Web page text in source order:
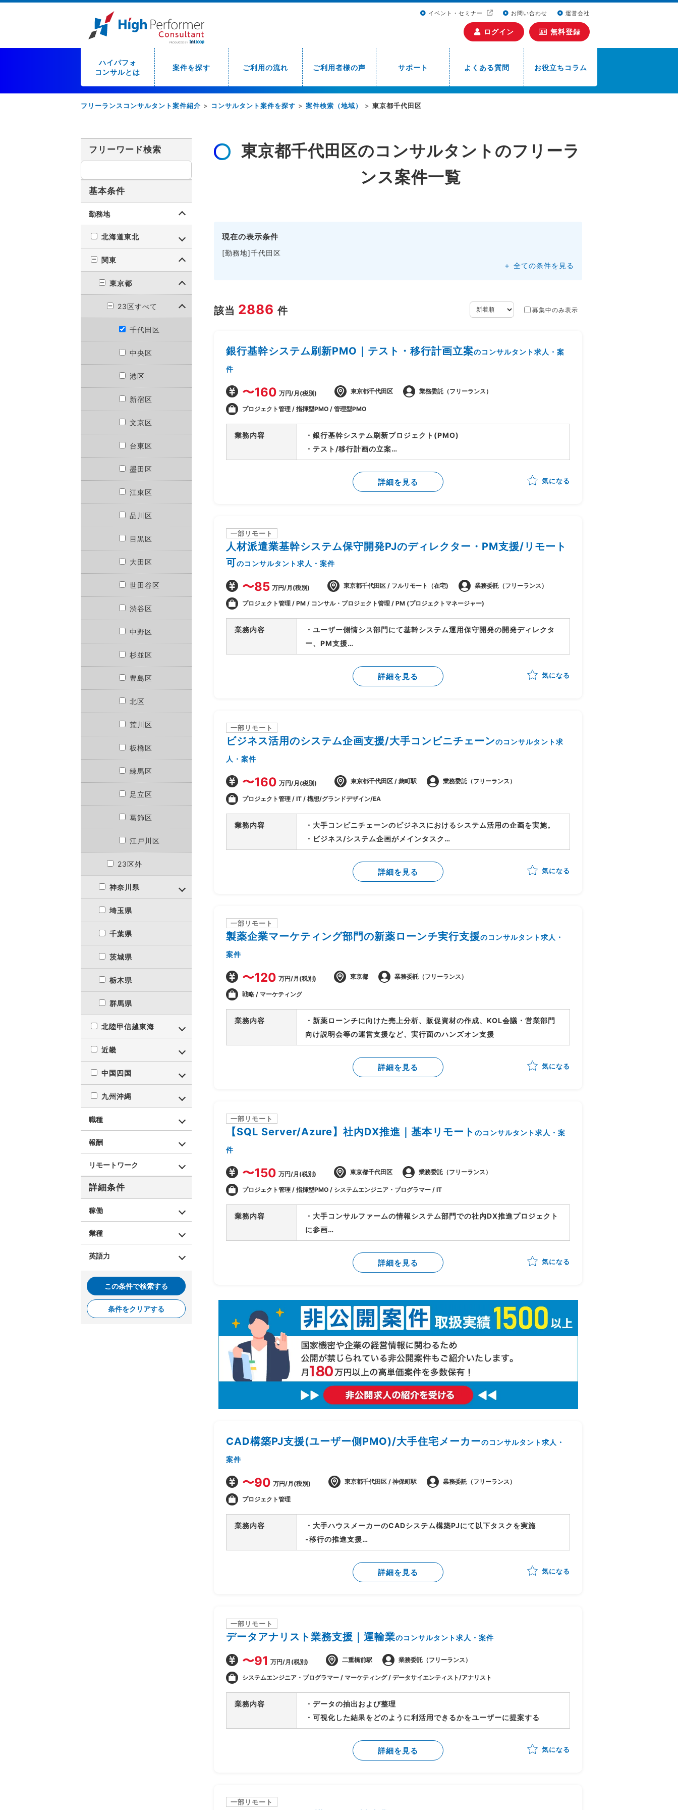
イベント・セミナー お問い合わせ 運営会社
ログイン 無料登録
ハイパフォ
コンサルとは
案件を探す ご利用の流れ ご利用者様の声 サポート よくある質問 お役立ちコラム
フリーランスコンサルタント案件紹介 > コンサルタント案件を探す > 案件検索（地域） > 東京都千代田区
東京都千代田区のコンサルタントのフリーラ
ンス案件一覧
現在の表示条件
[勤務地]千代田区
＋ 全ての条件を見る
該当 2886 件 募集中のみ表示
銀行基幹システム刷新PMO｜テスト・移行計画立案のコンサルタント求人・案
件
〜160 万円/月(税別) 東京都千代田区 業務委託（フリーランス）
プロジェクト管理 / 指揮型PMO / 管理型PMO
業務内容
・銀行基幹システム刷新プロジェクト(PMO)
・テスト/移行計画の立案
・上記テスト、移行の推進支援
・各種進捗管理/課題管理
・プロジェクト管理(進捗管理/課題解決支援)
詳細を見る 気になる
一部リモート
人材派遣業基幹システム保守開発PJのディレクター・PM支援/リモート
可のコンサルタント求人・案件
〜85 万円/月(税別) 東京都千代田区 / フルリモート（在宅) 業務委託（フリーランス）
プロジェクト管理 / PM / コンサル・プロジェクト管理 / PM (プロジェクトマネージャー)
業務内容
・ユーザー側情シス部門にて基幹システム運用保守開発の開発ディレクタ
ー、PM支援
・開発ディレクターから開始し状況に応じて開発PMも担当
・開発ディレクターとして以下を実施
・3～30人月を複数並行で担当
・設計レビュー(ユーザーへの対面説明の場合あり)
・UATサポート、リリース管理等
・情シス部門内の開発チームをまとめ、企画部門との窓口を担当し、以下
を実施
・PJ管理および開発チームのマネジメント
・IT投資決済関連業務
・要件定義、設計、受入テスト、UATサポート、リリース管理等
詳細を見る 気になる
一部リモート
ビジネス活用のシステム企画支援/大手コンビニチェーンのコンサルタント求
人・案件
〜160 万円/月(税別) 東京都千代田区 / 麹町駅 業務委託（フリーランス）
プロジェクト管理 / IT / 構想/グランドデザイン/EA
業務内容
・大手コンビニチェーンのビジネスにおけるシステム活用の企画を実施。
・ビジネス/システム企画がメインタスク
・システムの実現方式検討もスコープの範囲
・エンド顧客へのプレゼンテーション
・顧客説明の為の資料作成
詳細を見る 気になる
一部リモート
製薬企業マーケティング部門の新薬ローンチ実行支援のコンサルタント求人・
案件
〜120 万円/月(税別) 東京都 業務委託（フリーランス）
戦略 / マーケティング
業務内容
・新薬ローンチに向けた売上分析、販促資材の作成、KOL会議・営業部門
向け説明会等の運営支援など、実行面のハンズオン支援
詳細を見る 気になる
一部リモート
【SQL Server/Azure】社内DX推進｜基本リモート のコンサルタント求人・案
件
〜150 万円/月(税別) 東京都千代田区 業務委託（フリーランス）
プロジェクト管理 / 指揮型PMO / システムエンジニア・プログラマー / IT
業務内容
・大手コンサルファームの情報システム部門での社内DX推進プロジェクト
に参画
・SQL Serverを使用したストアドプロシージャの設計・開発支援
・事業PL(BU別損益)を出力するための集計バッチの修正およびテスト
・中国拠点ベンダーの進捗/課題管理等のベンダーコントロール業務
詳細を見る 気になる
CAD構築PJ支援(ユーザー側PMO)/大手住宅メーカーのコンサルタント求人・
案件
〜90 万円/月(税別) 東京都千代田区 / 神保町駅 業務委託（フリーランス）
プロジェクト管理
業務内容
・大手ハウスメーカーのCADシステム構築PJにて以下タスクを実施
-移行の推進支援
-移行計画書の作成
-進捗/課題管理
-PJ関係者との定例会/議事録の作成
詳細を見る 気になる
一部リモート
データアナリスト業務支援｜運輸業のコンサルタント求人・案件
〜91 万円/月(税別) 二重橋前駅 業務委託（フリーランス）
システムエンジニア・プログラマー / マーケティング / データサイエンティスト/アナリスト
業務内容
・データの抽出および整理
・可視化した結果をどのように利活用できるかをユーザーに提案する
詳細を見る 気になる
一部リモート
フリーワード検索
基本条件
勤務地
北海道東北
関東
東京都
23区すべて
千代田区
中央区
港区
新宿区
文京区
台東区
墨田区
江東区
品川区
目黒区
大田区
世田谷区
渋谷区
中野区
杉並区
豊島区
北区
荒川区
板橋区
練馬区
足立区
葛飾区
江戸川区
23区外
神奈川県
埼玉県
千葉県
茨城県
栃木県
群馬県
北陸甲信越東海
近畿
中国四国
九州沖縄
職種
報酬
リモートワーク
詳細条件
稼働
業種
英語力
この条件で検索する
条件をクリアする